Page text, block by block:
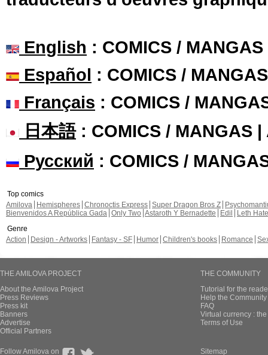
English : COMICS /
Español : COMICS /
Français : COMICS /
日本語: COMICS / MANGAS |
Русский : COMICS /
Top comics
Amilova
Hemispheres Chronoctis Express Super Dragon Bros Z
Bienvenidos A República Gada Only Two Astaroth Y Bernadette Edil
Leth Hate
Genre
Action
Design - Artworks Fantasy - SF Humor Children's books Romance
THE AMILOVA PROJECT
About the Amilova Project
Press Reviews
Press kit
Banners
Advertise
Official Partners
THE COMMUNITY
Tutorial for the
Help the
FAQ
Virtual currency :
Terms of Use
Follow Amilova on Sitemap